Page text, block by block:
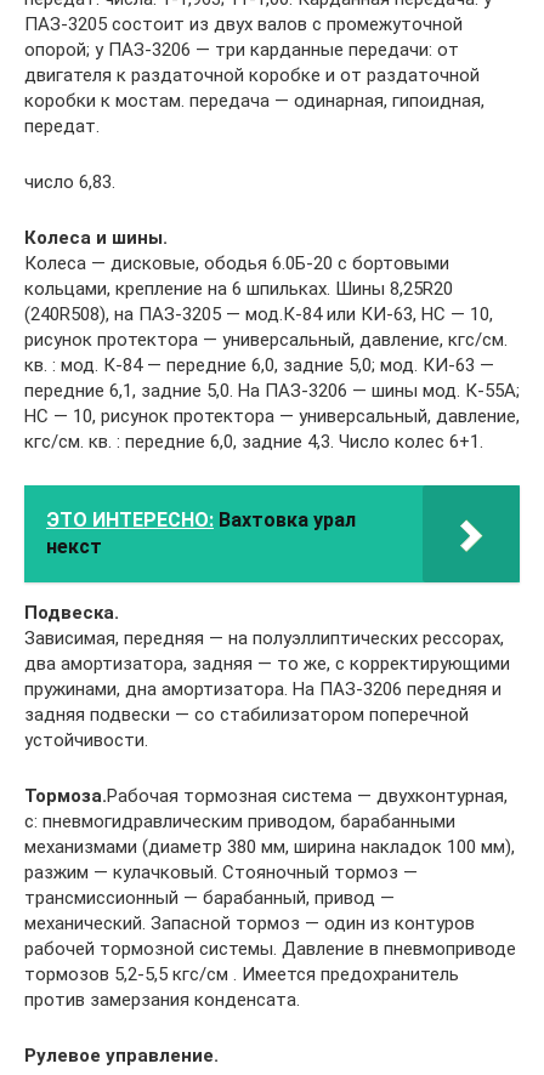
ПАЗ-3205 состоит из двух валов с промежуточной
опорой; у ПАЗ-3206 — три карданные передачи: от
двигателя к раздаточной коробке и от раздаточной
коробки к мостам. передача — одинарная, гипоидная,
передат.
число 6,83.
Колеса и шины.
Колеса — дисковые, ободья 6.0Б-20 с бортовыми
кольцами, крепление на 6 шпильках. Шины 8,25R20
(240R508), на ПАЗ-3205 — мод.К-84 или КИ-63, НС — 10,
рисунок протектора — универсальный, давление, кгс/см.
кв. : мод. К-84 — передние 6,0, задние 5,0; мод. КИ-63 —
передние 6,1, задние 5,0. На ПАЗ-3206 — шины мод. К-55А;
НС — 10, рисунок протектора — универсальный, давление,
кгс/см. кв. : передние 6,0, задние 4,3. Число колес 6+1.
ЭТО ИНТЕРЕСНО: Вахтовка урал
некст
Подвеска.
Зависимая, передняя — на полуэллиптических рессорах,
два амортизатора, задняя — то же, с корректирующими
пружинами, дна амортизатора. На ПАЗ-3206 передняя и
задняя подвески — со стабилизатором поперечной
устойчивости.
Тормоза.Рабочая тормозная система — двухконтурная,
с: пневмогидравлическим приводом, барабанными
механизмами (диаметр 380 мм, ширина накладок 100 мм),
разжим — кулачковый. Стояночный тормоз —
трансмиссионный — барабанный, привод —
механический. Запасной тормоз — один из контуров
рабочей тормозной системы. Давление в пневмоприводе
тормозов 5,2-5,5 кгс/см . Имеется предохранитель
против замерзания конденсата.
Рулевое управление.